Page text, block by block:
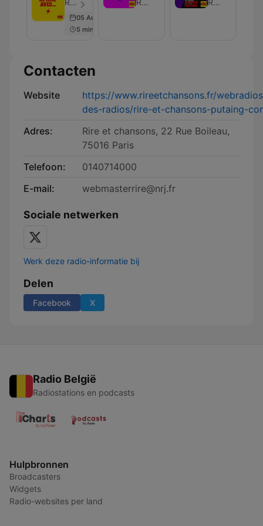
avec
Rire et Chansons France - Aflevering 399
05 Aug 2025
5 min
Rire et Chansons France Rire et Chansons France
Contacten
Website
https://www.rireetchansons.fr/
des-radios/rire-et-chansons-putaing-
Adres:
Rire et chansons, 22 Rue Boileau,
75016 Paris
Telefoon:
0140714000
E-mail:
webmasterrire@nrj.fr
Sociale netwerken
Werk deze radio-informatie bij
Delen
Facebook X
Radio België
Radiostations en podcasts
Hulpbronnen
Broadcasters
Widgets
Radio-websites per land